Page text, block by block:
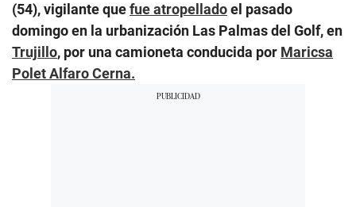
(54), vigilante quefue atropelladoel pasado
domingo en la urbanización Las Palmas del Golf, en
Trujillo, por una camioneta conducida por Maricsa
Polet Alfaro Cerna.